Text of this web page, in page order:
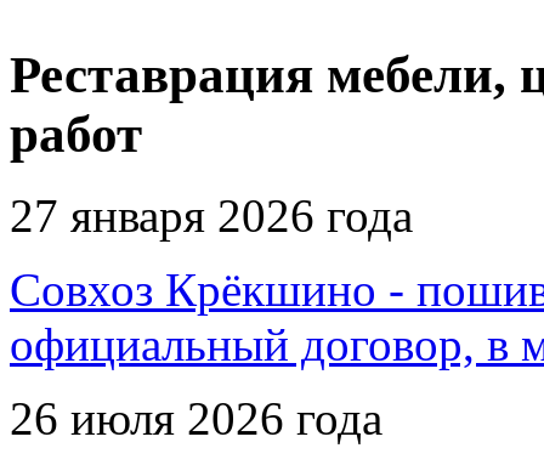
Реставрация мебели,
работ
27 января 2026 года
Совхоз Крёкшино -
официальный договор, в
26 июля 2026 года